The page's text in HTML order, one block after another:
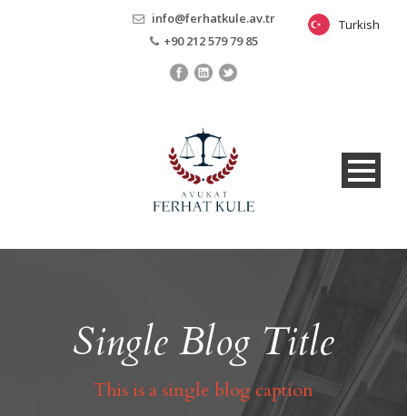
info@ferhatkule.av.tr
+90 212 579 79 85
Single Blog Title
This is a single blog caption
Turkish
Turkish